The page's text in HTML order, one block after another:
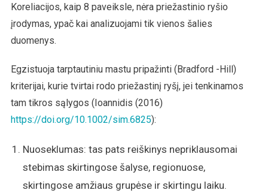
Koreliacijos, kaip 8 paveiksle, nėra priežastinio ryšio
įrodymas, ypač kai analizuojami tik vienos šalies
duomenys.
Egzistuoja tarptautiniu mastu pripažinti (Bradford -Hill)
kriterijai, kurie tvirtai rodo priežastinį ryšį, jei tenkinamos
tam tikros sąlygos (Ioannidis (2016)
https://doi.org/10.1002/sim.6825):
Nuoseklumas: tas pats reiškinys nepriklausomai
stebimas skirtingose šalyse, regionuose,
skirtingose amžiaus grupėse ir skirtingu laiku.